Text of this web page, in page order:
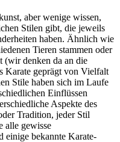
aber wenige wissen,
Stilen gibt, die jeweils
haben. Ähnlich wie
Tieren stammen oder
denken da an die
Karate geprägt von Vielfalt
Stile haben sich im Laufe
Einflüssen
Aspekte des
Tradition, jeder Stil
alle gewisse
einige bekannte Karate-